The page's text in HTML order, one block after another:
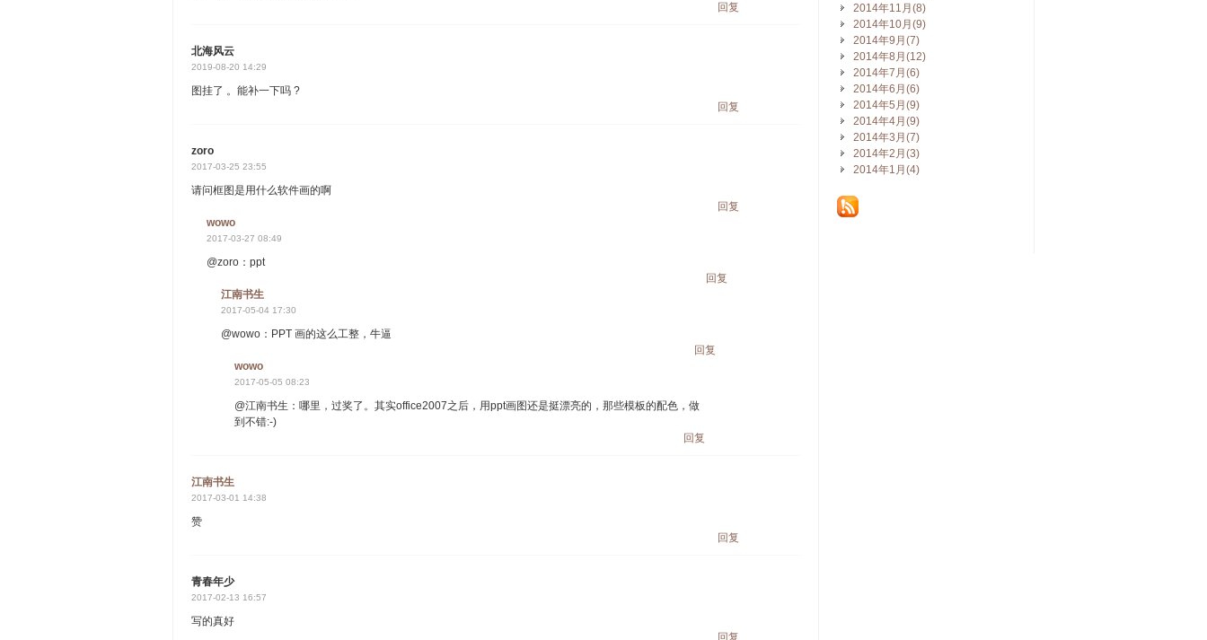
回复
北海风云
2019-08-20 14:29
图挂了 。能补一下吗 ?
回复
zoro
2017-03-25 23:55
请问框图是用什么软件画的啊
回复
wowo
2017-03-27 08:49
@zoro：ppt
回复
江南书生
2017-05-04 17:30
@wowo：PPT 画的这么工整，牛逼
回复
wowo
2017-05-05 08:23
@江南书生：哪里，过奖了。其实office2007之后，用ppt画图还是挺漂亮的，那些模板的配色，做
到不错:-)
回复
江南书生
2017-03-01 14:38
赞
回复
青春年少
2017-02-13 16:57
写的真好
回复
2014年11月(8)
2014年10月(9)
2014年9月(7)
2014年8月(12)
2014年7月(6)
2014年6月(6)
2014年5月(9)
2014年4月(9)
2014年3月(7)
2014年2月(3)
2014年1月(4)